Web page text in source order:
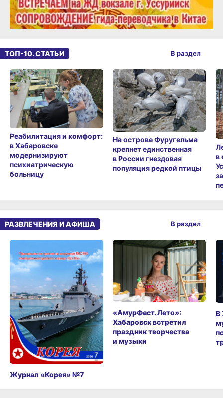
ТОП-10. СТАТЬИ
Реабилитация и комфорт:
в Хабаровске
модернизируют
психиатрическую
больницу
На острове Фуругельма
крепнет единственная
в России гнездовая
популяция редкой птицы
в
В раздел
РАЗВЛЕЧЕНИЯ И АФИША
Журнал «Корея» №7
«АмурФест. Лето»:
Хабаровск встретил
праздник творчества
и музыки
В
В раздел